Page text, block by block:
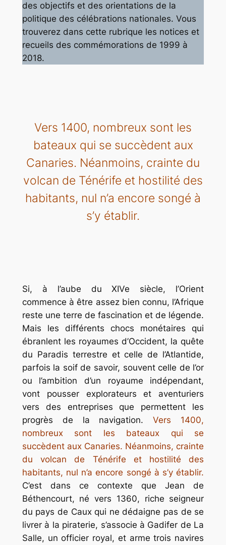
des objectifs et des orientations de la
politique des célébrations nationales. Vous
trouverez dans cette rubrique les notices et
recueils des commémorations de 1999 à
2018.
Vers 1400, nombreux sont les
bateaux qui se succèdent aux
Canaries. Néanmoins, crainte du
volcan de Ténérife et hostilité des
habitants, nul n’a encore songé à
s’y établir.
Si, à l’aube du XIVe siècle, l’Orient
commence à être assez bien connu, l’Afrique
reste une terre de fascination et de légende.
Mais les différents chocs monétaires qui
ébranlent les royaumes d’Occident, la quête
du Paradis terrestre et celle de l’Atlantide,
parfois la soif de savoir, souvent celle de l’or
ou l’ambition d’un royaume indépendant,
vont pousser explorateurs et aventuriers
vers des entreprises que permettent les
progrès de la navigation.Vers 1400,
nombreux sont les bateaux qui se
succèdent aux Canaries. Néanmoins, crainte
du volcan de Ténérife et hostilité des
habitants, nul n’a encore songé à s’y établir.
C’est dans ce contexte que Jean de
Béthencourt, né vers 1360, riche seigneur
du pays de Caux qui ne dédaigne pas de se
livrer à la piraterie, s’associe à Gadifer de La
Salle, un officier royal, et arme trois navires